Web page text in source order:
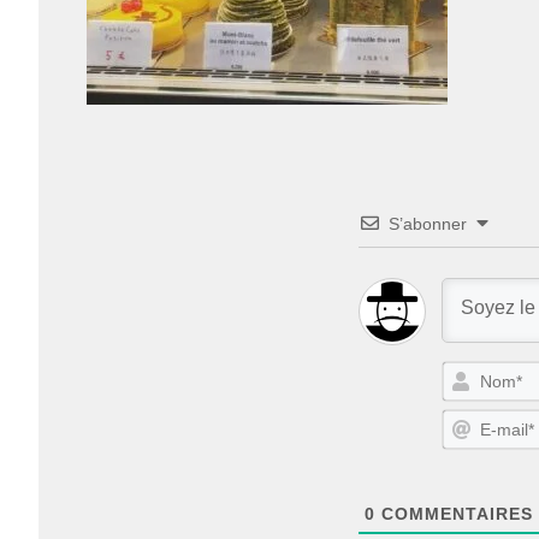
S’abonner
0 COMMENTAIRES